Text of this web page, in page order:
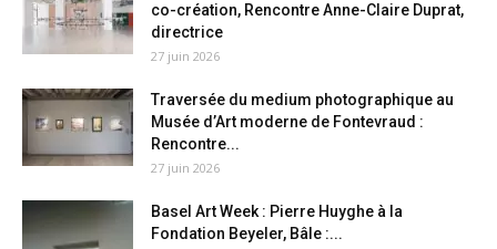
co-création, Rencontre Anne-Claire Duprat,
directrice
27 juin 2026
Traversée du medium photographique au
Musée d’Art moderne de Fontevraud :
Rencontre...
27 juin 2026
Basel Art Week : Pierre Huyghe à la
Fondation Beyeler, Bâle :...